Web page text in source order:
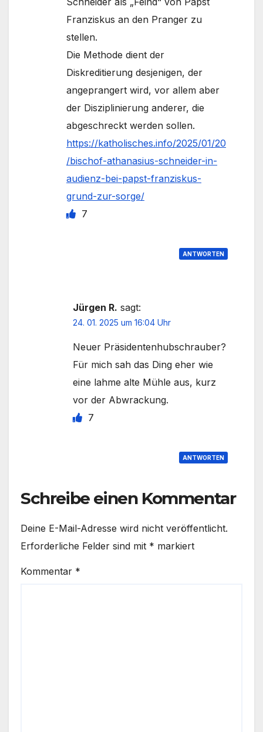
Franziskus an den Pranger zu
stellen.
Die Methode dient der
Diskreditierung desjenigen, der
angeprangert wird, vor allem aber
der Disziplinierung anderer, die
abgeschreckt werden sollen.
https://katholisches.info/2025/01/20
/bischof-athanasius-schneider-in-
audienz-bei-papst-franziskus-
grund-zur-sorge/
7
ANTWORTEN
Jürgen R. sagt:
24. 01. 2025 um 16:04 Uhr
Neuer Präsidentenhubschrauber?
Für mich sah das Ding eher wie
eine lahme alte Mühle aus, kurz
vor der Abwrackung.
7
ANTWORTEN
Schreibe einen Kommentar
Deine E-Mail-Adresse wird nicht veröffentlicht.
Erforderliche Felder sind mit * markiert
Kommentar *